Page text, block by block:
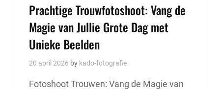
Links
Prachtige Trouwfotoshoot: Vang de
Magie van Jullie Grote Dag met
Unieke Beelden
20 april 2026 by kado-fotografie
Fotoshoot Trouwen: Vang de Magie van